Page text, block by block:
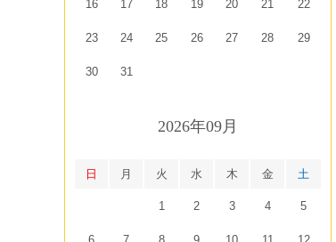
16 17 18 19 20 21 22
23 24 25 26 27 28 29
30 31
2026年09月
日 月 火 水 木 金 土
1 2 3 4 5